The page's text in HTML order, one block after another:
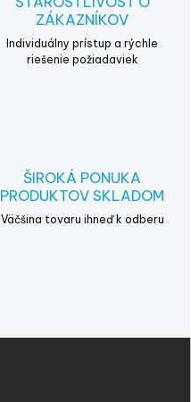
ZÁKAZNÍKOV
Individuálny prístup a rýchle
riešenie požiadaviek
ŠIROKÁ PONUKA
PRODUKTOV SKLADOM
Väčšina tovaru ihneď k odberu